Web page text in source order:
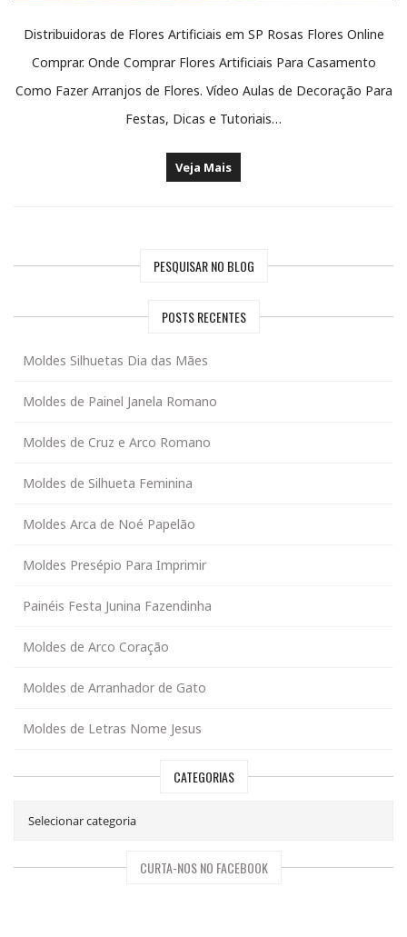
Distribuidoras de Flores Artificiais em SP Rosas Flores Online
Comprar. Onde Comprar Flores Artificiais Para Casamento
Como Fazer Arranjos de Flores. Vídeo Aulas de Decoração Para
Festas, Dicas e Tutoriais…
Veja Mais
PESQUISAR NO BLOG
POSTS RECENTES
Moldes Silhuetas Dia das Mães
Moldes de Painel Janela Romano
Moldes de Cruz e Arco Romano
Moldes de Silhueta Feminina
Moldes Arca de Noé Papelão
Moldes Presépio Para Imprimir
Painéis Festa Junina Fazendinha
Moldes de Arco Coração
Moldes de Arranhador de Gato
Moldes de Letras Nome Jesus
CATEGORIAS
CURTA-NOS NO FACEBOOK